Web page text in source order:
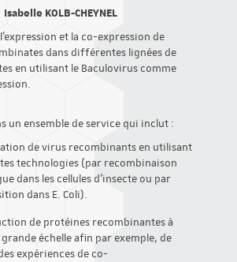
Isabelle KOLB-CHEYNEL
et la co-expression de
dans différentes lignées de
en utilisant le Baculovirus comme
un ensemble de service qui inclut :
de virus recombinants en utilisant
technologies (par recombinaison
dans les cellules d’insecte ou par
dans E. Coli).
de protéines recombinantes à
échelle afin par exemple, de
expériences de co-